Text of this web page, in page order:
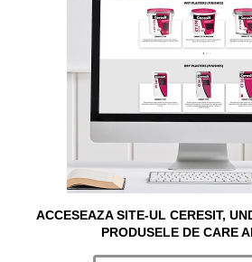
ACCESEAZA SITE-UL CERESIT,
PRODUSELE DE CARE